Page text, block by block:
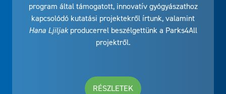
program által támogatott, innovatív gyógyászathoz
kapcsolódó kutatási projektekről írtunk, valamint
Hana Ljiljakproducerrel beszélgettünk a Parks4All
projektről.
RÉSZLETEK